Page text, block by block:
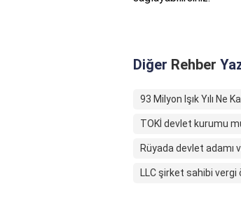
Diğer Rehber
93 Milyon Işık Yılı Ne
TOKİ devlet kurumu
Rüyada devlet adamı
LLC şirket sahibi vergi